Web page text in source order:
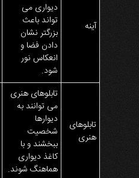
آینه
دیواری می
تواند باعث
بزرگتر نشان
دادن فضا و
انعکاس نور
شود.
تابلوهای
هنری
تابلوهای هنری
می توانند به
دیوارها
شخصیت
ببخشند و با
کاغذ دیواری
هماهنگ شوند.